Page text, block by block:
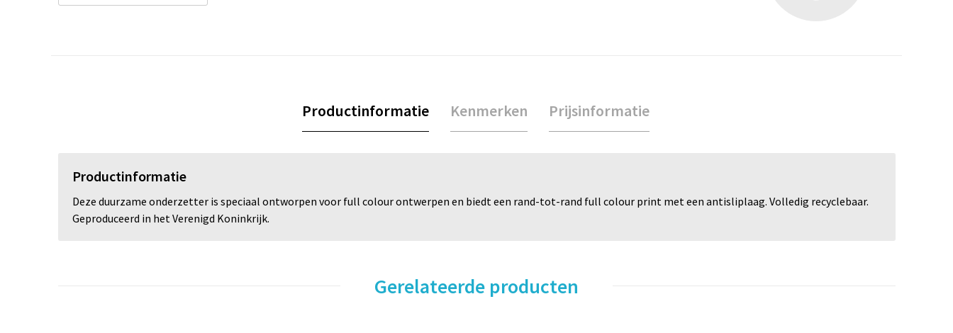
Productinformatie Kenmerken Prijsinformatie
Productinformatie
Deze duurzame onderzetter is speciaal ontworpen voor full colour ontwerpen en biedt een rand-tot-rand full colour print met een antisliplaag. Volledig recyclebaar.
Geproduceerd in het Verenigd Koninkrijk.
Gerelateerde producten